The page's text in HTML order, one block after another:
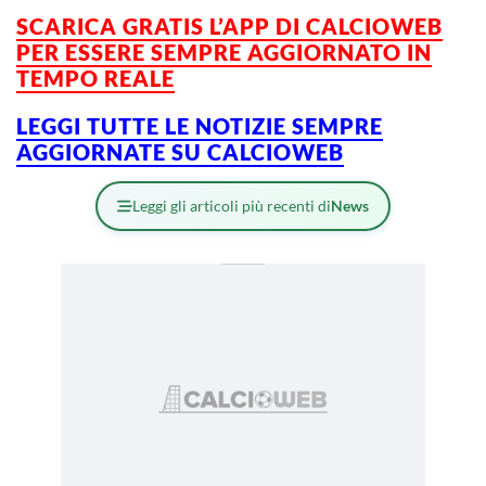
SCARICA GRATIS L’APP DI CALCIOWEB
PER ESSERE SEMPRE AGGIORNATO IN
TEMPO REALE
LEGGI TUTTE LE NOTIZIE SEMPRE
AGGIORNATE SU CALCIOWEB
Leggi gli articoli più recenti diNews